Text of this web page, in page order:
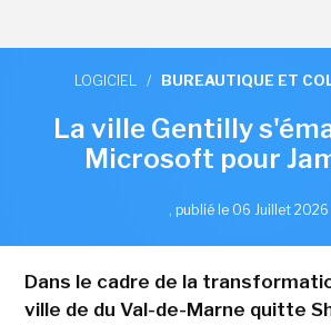
LOGICIEL / BUREAUTIQUE ET
La ville Gentilly
Microsoft pour
, publié le 06 Juillet 2026
Dans le cadre de la
ville de du Val-de-Marne quitte